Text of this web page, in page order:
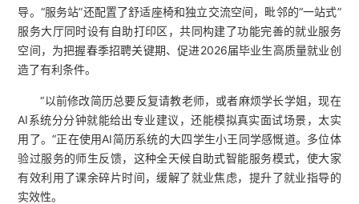
导。“服务站”还配置了舒适座椅和独立交流空间，毗邻的“一站式”
服务大厅同时设有自助打印区，共同构建了功能完善的就业服务
空间，为把握春季招聘关键期、促进2026届毕业生高质量就业创
造了有利条件。
“以前修改简历总要反复请教老师，或者麻烦学长学姐，现在
AI系统分分钟就能给出专业建议，还能模拟真实面试场景，太实
用了。”正在使用AI简历系统的大四学生小王同学感慨道。多位体
验过服务的师生反馈，这种全天候自助式智能服务模式，使大家
有效利用了课余碎片时间，缓解了就业焦虑，提升了就业指导的
实效性。